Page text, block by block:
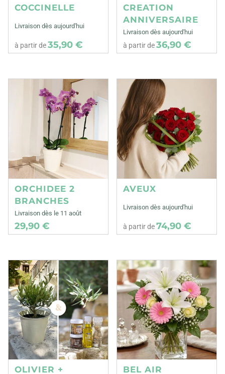
COCCINELLE
Livraison dès aujourd'hui
à partir de35,90 €
CREATION
ANNIVERSAIRE
Livraison dès aujourd'hui
à partir de36,90 €
ORCHIDEE 2
BRANCHES
Livraison dès le 11 août
29,90 €
AVEUX
Livraison dès aujourd'hui
à partir de74,90 €
OLIVIER +
BEL AIR